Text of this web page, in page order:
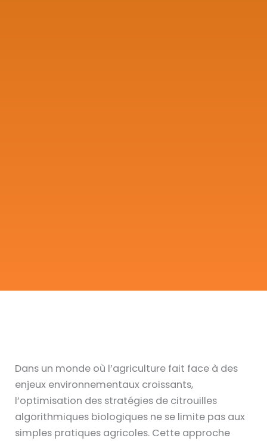
Dans un monde où l’agriculture fait face à des
enjeux environnementaux croissants,
l’optimisation des stratégies de citrouilles
algorithmiques biologiques ne se limite pas aux
simples pratiques agricoles. Cette approche